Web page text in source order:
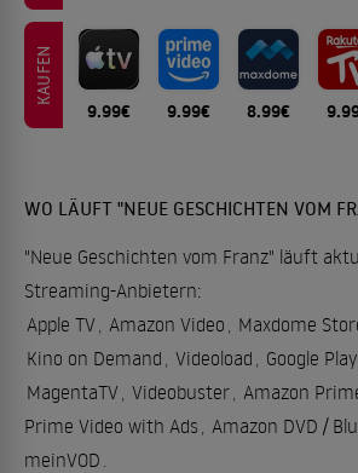
KAUFEN
9.99€ 9.99€ 8.99€
WO LÄUFT "NEUE GESCHICHTEN VOM
"Neue Geschichten vom Franz" läuft
Streaming-Anbietern:
Apple TV Amazon Video Maxdome
Kino on Demand Videoload Google
MagentaTV Videobuster Amazon
Prime Video with Ads Amazon DVD /
meinVOD